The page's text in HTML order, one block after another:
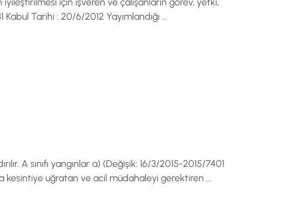
Tarihi : 20/6/2012 Yayımlandığı …
A sınıfı yangınlar a) (Değişik: 16/3/2015-2015/7401
kesintiye uğratan ve acil müdahaleyi gerektiren …